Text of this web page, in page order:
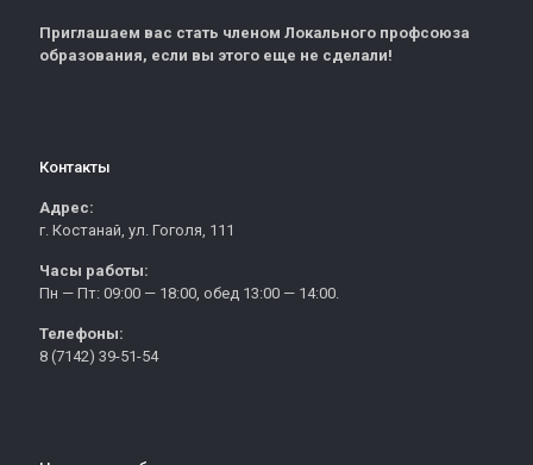
Приглашаем вас стать членом Локального профсоюза
образования, если вы этого еще не сделали!
Контакты
Адрес:
г. Костанай, ул. Гоголя, 111
Часы работы:
Пн — Пт: 09:00 — 18:00, обед 13:00 — 14:00.
Телефоны:
8 (7142) 39-51-54